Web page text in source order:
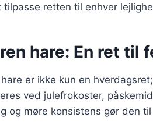
tilpasse retten til enhver
hare: En ret til
hare er ikke kun en
ved julefrokoster,
og møre konsistens gør den